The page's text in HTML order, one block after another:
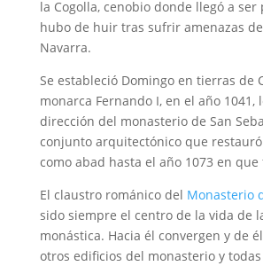
la Cogolla, cenobio donde llegó a
hubo de huir tras sufrir amenazas
Navarra.
Se estableció Domingo en tierras de
monarca Fernando I, en el año 1041,
dirección del monasterio de San
conjunto arquitectónico que
como abad hasta el año 1073 en que
El claustro románico del Monasterio
sido siempre el centro de la vida de
monástica. Hacia él convergen y de
otros edificios del monasterio y